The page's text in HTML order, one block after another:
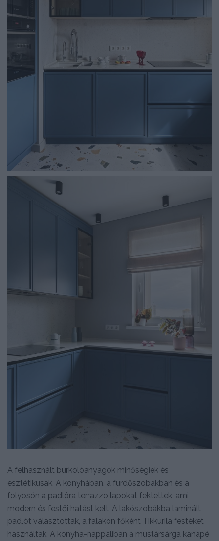
A felhasznált burkolóanyagok minőségiek és
esztétikusak. A konyhában, a fürdőszobákban és a
folyosón a padlóra terrazzo lapokat fektettek, ami
modern és festői hatást kelt. A lakószobákba laminált
padlót választottak, a falakon főként Tikkurila festéket
használtak. A konyha-nappaliban a mustársárga kanapé